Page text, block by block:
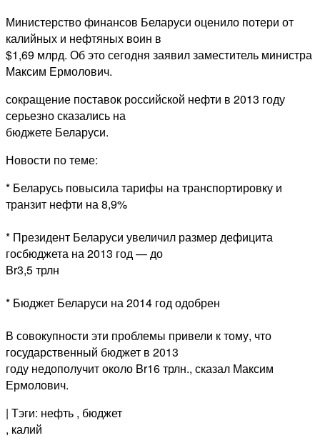
Министерство финансов Беларуси оценило потери от
калийных и нефтяных воин в
$1,69 млрд. Об это сегодня заявил заместитель министра
Максим Ермолович.
сокращение поставок российской нефти в 2013 году
серьезно сказались на
бюджете Беларуси.
Новости по теме:
* Беларусь повысила тарифы на транспортировку и
транзит нефти на 8,9%
* Президент Беларуси увеличил размер дефицита
госбюджета на 2013 год — до
Br3,5 трлн
* Бюджет Беларуси на 2014 год одобрен
В совокупности эти проблемы привели к тому, что
государственный бюджет в 2013
году недополучит около Br16 трлн., сказал Максим
Ермолович.
| Тэги: нефть , бюджет
, калий